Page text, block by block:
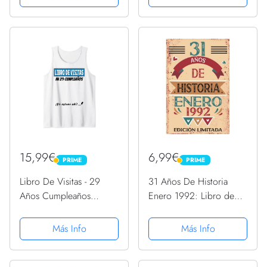
felicitaciones, idea de
regalo, regalo Para la
15,99€ PRIME
PRIME
Libro De Visitas - 29
Años Cumpleaños
Camiseta sin Mangas
Más Info
6,99€ PRIME
PRIME
31 Años De Historia
Enero 1992: Libro de
páginas de
felicitaciones, idea de
regalo, regalo Para la
Más Info